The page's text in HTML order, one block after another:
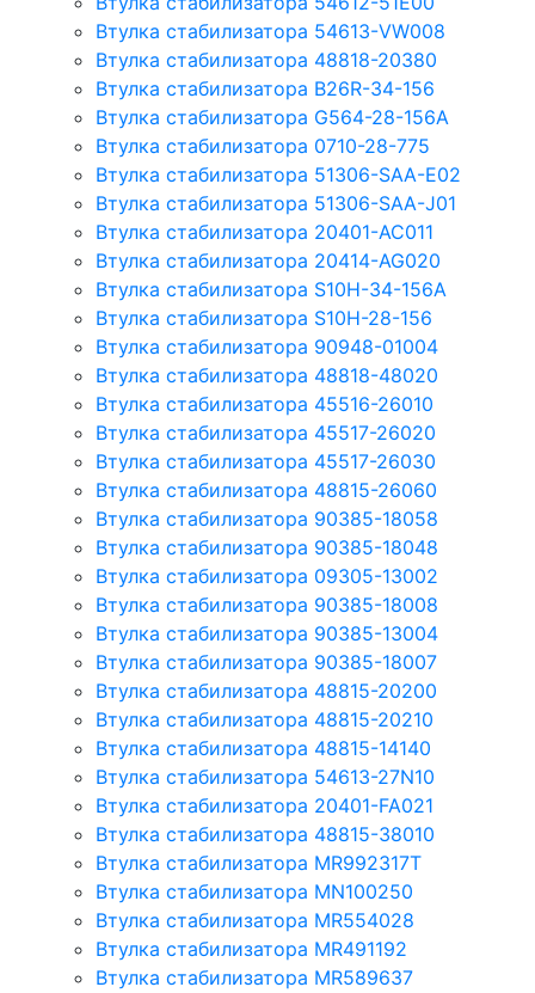
Втулка стабилизатора 54613-VW008
Втулка стабилизатора 48818-20380
Втулка стабилизатора B26R-34-156
Втулка стабилизатора G564-28-156A
Втулка стабилизатора 0710-28-775
Втулка стабилизатора 51306-SAA-E02
Втулка стабилизатора 51306-SAA-J01
Втулка стабилизатора 20401-AC011
Втулка стабилизатора 20414-AG020
Втулка стабилизатора S10H-34-156A
Втулка стабилизатора S10H-28-156
Втулка стабилизатора 90948-01004
Втулка стабилизатора 48818-48020
Втулка стабилизатора 45516-26010
Втулка стабилизатора 45517-26020
Втулка стабилизатора 45517-26030
Втулка стабилизатора 48815-26060
Втулка стабилизатора 90385-18058
Втулка стабилизатора 90385-18048
Втулка стабилизатора 09305-13002
Втулка стабилизатора 90385-18008
Втулка стабилизатора 90385-13004
Втулка стабилизатора 90385-18007
Втулка стабилизатора 48815-20200
Втулка стабилизатора 48815-20210
Втулка стабилизатора 48815-14140
Втулка стабилизатора 54613-27N10
Втулка стабилизатора 20401-FA021
Втулка стабилизатора 48815-38010
Втулка стабилизатора MR992317T
Втулка стабилизатора MN100250
Втулка стабилизатора MR554028
Втулка стабилизатора MR491192
Втулка стабилизатора MR589637